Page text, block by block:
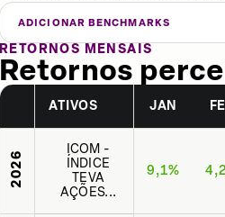
ADICIONAR BENCHMARKS
RETORNOS MENSAIS
Retornos
ATIVOS JAN
2026
ICOM -
ÍNDICE
TEVA
AÇÕES...
9,1%